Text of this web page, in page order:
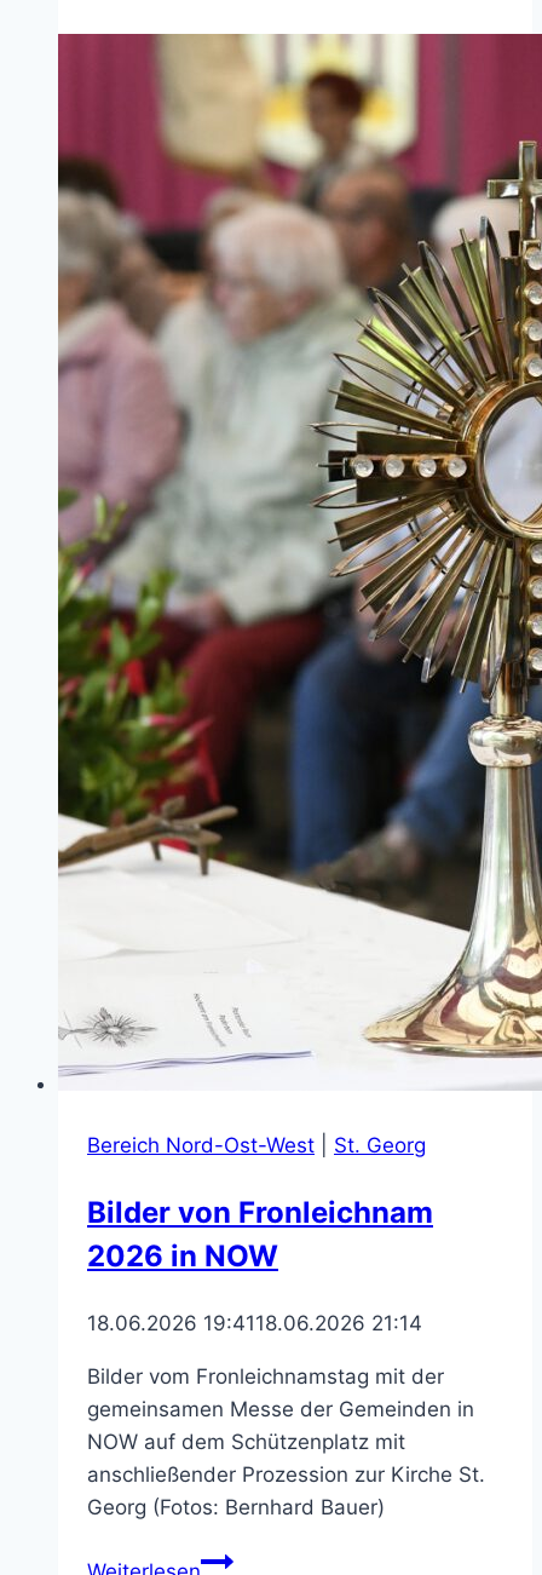
geänderte
Öffnungszeiten
Bereich Nord-Ost-West St. Georg
Bilder von Fronleichnam
2026 in NOW
18.06.2026 19:4118.06.2026 21:14
Bilder vom Fronleichnamstag mit der
gemeinsamen Messe der Gemeinden in
NOW auf dem Schützenplatz mit
anschließender Prozession zur Kirche St.
Georg (Fotos: Bernhard Bauer)
Bilder